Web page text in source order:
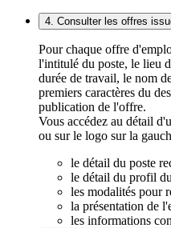
4. Consulter les offres
Pour chaque offre
l'intitulé du poste, le lieu
durée de travail, le nom
premiers caractères du
publication de l'offre.
Vous accédez au détail
ou sur le logo sur la
le détail du poste
le détail du profil
les modalités pour
la présentation de
les informations